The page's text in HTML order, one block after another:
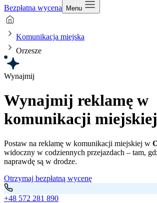
Bezpłatna wycena Menu
Komunikacja miejska
Orzesze
Wynajmij
Wynajmij reklamę w
komunikacji miejskiej
Postaw na reklamę w komunikacji miejskiej w
widoczny w codziennych przejazdach – tam,
naprawdę są w drodze.
Otrzymaj bezpłatną wycenę
+48 572 281 890